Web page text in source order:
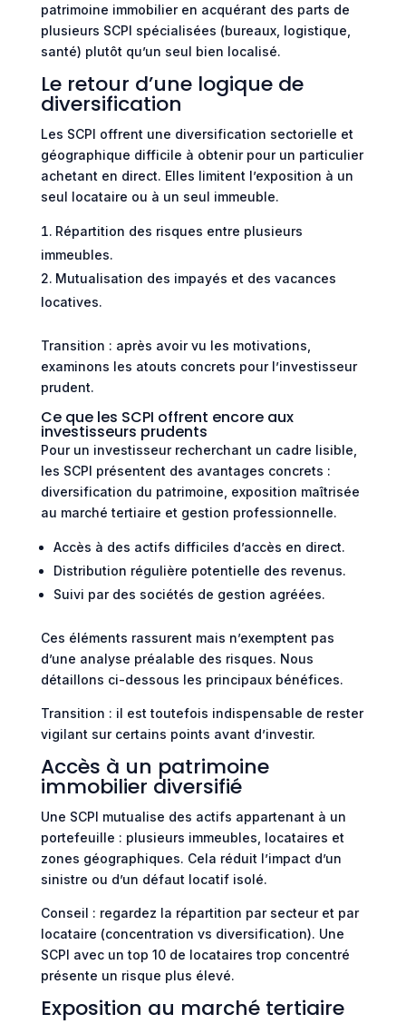
patrimoine immobilier en acquérant des parts de
plusieurs SCPI spécialisées (bureaux, logistique,
santé) plutôt qu’un seul bien localisé.
Le retour d’une logique de
diversification
Les SCPI offrent une diversification sectorielle et
géographique difficile à obtenir pour un particulier
achetant en direct. Elles limitent l’exposition à un
seul locataire ou à un seul immeuble.
Répartition des risques entre plusieurs
immeubles.
Mutualisation des impayés et des vacances
locatives.
Transition : après avoir vu les motivations,
examinons les atouts concrets pour l’investisseur
prudent.
Ce que les SCPI offrent encore aux
investisseurs prudents
Pour un investisseur recherchant un cadre lisible,
les SCPI présentent des avantages concrets :
diversification du patrimoine, exposition maîtrisée
au marché tertiaire et gestion professionnelle.
Accès à des actifs difficiles d’accès en direct.
Distribution régulière potentielle des revenus.
Suivi par des sociétés de gestion agréées.
Ces éléments rassurent mais n’exemptent pas
d’une analyse préalable des risques. Nous
détaillons ci-dessous les principaux bénéfices.
Transition : il est toutefois indispensable de rester
vigilant sur certains points avant d’investir.
Accès à un patrimoine
immobilier diversifié
Une SCPI mutualise des actifs appartenant à un
portefeuille : plusieurs immeubles, locataires et
zones géographiques. Cela réduit l’impact d’un
sinistre ou d’un défaut locatif isolé.
Conseil : regardez la répartition par secteur et par
locataire (concentration vs diversification). Une
SCPI avec un top 10 de locataires trop concentré
présente un risque plus élevé.
Exposition au marché tertiaire